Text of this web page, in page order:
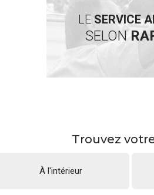
LE SERVICE
SELON
Trouvez
À l'intérieur